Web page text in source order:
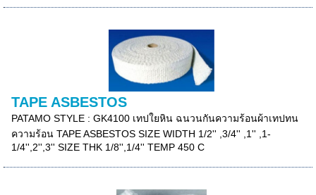
TAPE ASBESTOS
PATAMO STYLE : GK4100 เทปใยหิน ฉนวนกันความร้อนผ้าเทปทน
ความร้อน TAPE ASBESTOS SIZE WIDTH 1/2'' ,3/4'' ,1'' ,1-
1/4'',2'',3'' SIZE THK 1/8'',1/4'' TEMP 450 C